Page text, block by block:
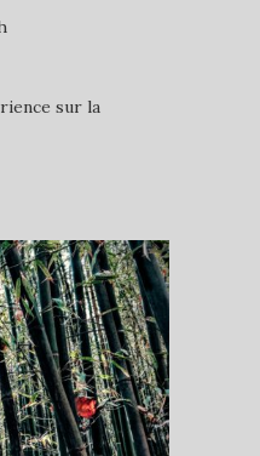
sur la